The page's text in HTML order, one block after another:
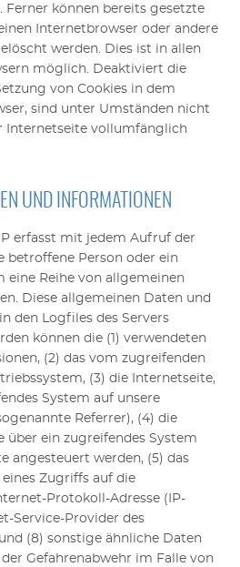
Ferner können bereits gesetzte
Internetbrowser oder andere
werden. Dies ist in allen
möglich. Deaktiviert die
von Cookies in dem
sind unter Umständen nicht
Internetseite vollumfänglich
UND INFORMATIONEN
erfasst mit jedem Aufruf der
betroffene Person oder ein
eine Reihe von allgemeinen
Diese allgemeinen Daten und
den Logfiles des Servers
können die (1) verwendeten
(2) das vom zugreifenden
(3) die Internetseite,
System auf unsere
Referrer), (4) die
über ein zugreifendes System
angesteuert werden, (5) das
Zugriffs auf die
Protokoll-Adresse (IP-
Service-Provider des
(8) sonstige ähnliche Daten
Gefahrenabwehr im Falle von